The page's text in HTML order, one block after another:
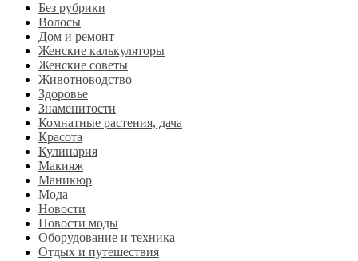
Без рубрики
Волосы
Дом и ремонт
Женские калькуляторы
Женские советы
Животноводство
Здоровье
Знаменитости
Комнатные растения, дача
Красота
Кулинария
Макияж
Маникюр
Мода
Новости
Новости моды
Оборудование и техника
Отдых и путешествия